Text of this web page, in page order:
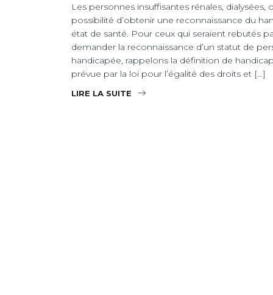
Les personnes insuffisantes rénales, dialysées,
possibilité d’obtenir une reconnaissance du
état de santé. Pour ceux qui seraient rebutés
demander la reconnaissance d’un statut de
handicapée, rappelons la définition de
prévue par la loi pour l’égalité des droits et […]
LIRE LA SUITE